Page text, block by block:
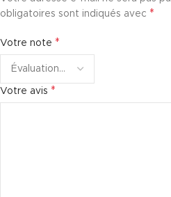
obligatoires sont indiqués avec *
Votre note *
Votre avis *